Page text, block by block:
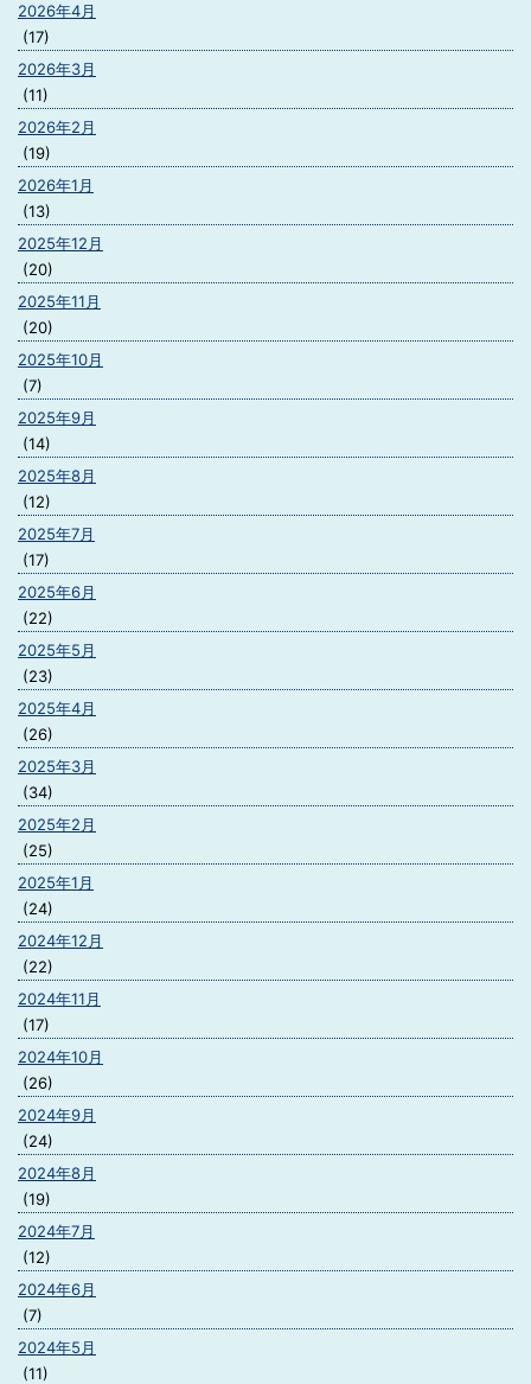
2026年4月
(17)
2026年3月
(11)
2026年2月
(19)
2026年1月
(13)
2025年12月
(20)
2025年11月
(20)
2025年10月
(7)
2025年9月
(14)
2025年8月
(12)
2025年7月
(17)
2025年6月
(22)
2025年5月
(23)
2025年4月
(26)
2025年3月
(34)
2025年2月
(25)
2025年1月
(24)
2024年12月
(22)
2024年11月
(17)
2024年10月
(26)
2024年9月
(24)
2024年8月
(19)
2024年7月
(12)
2024年6月
(7)
2024年5月
(11)